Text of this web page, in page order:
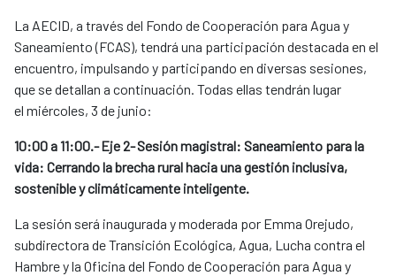
La AECID, a través del Fondo de Cooperación para Agua y
Saneamiento (FCAS), tendrá una participación destacada en el
encuentro, impulsando y participando en diversas sesiones,
que se detallan a continuación. Todas ellas tendrán lugar
el miércoles, 3 de junio:
10:00 a 11:00.- Eje 2- Sesión magistral: Saneamiento para la
vida: Cerrando la brecha rural hacia una gestión inclusiva,
sostenible y climáticamente inteligente.
La sesión será inaugurada y moderada por Emma Orejudo,
subdirectora de Transición Ecológica, Agua, Lucha contra el
Hambre y la Oficina del Fondo de Cooperación para Agua y